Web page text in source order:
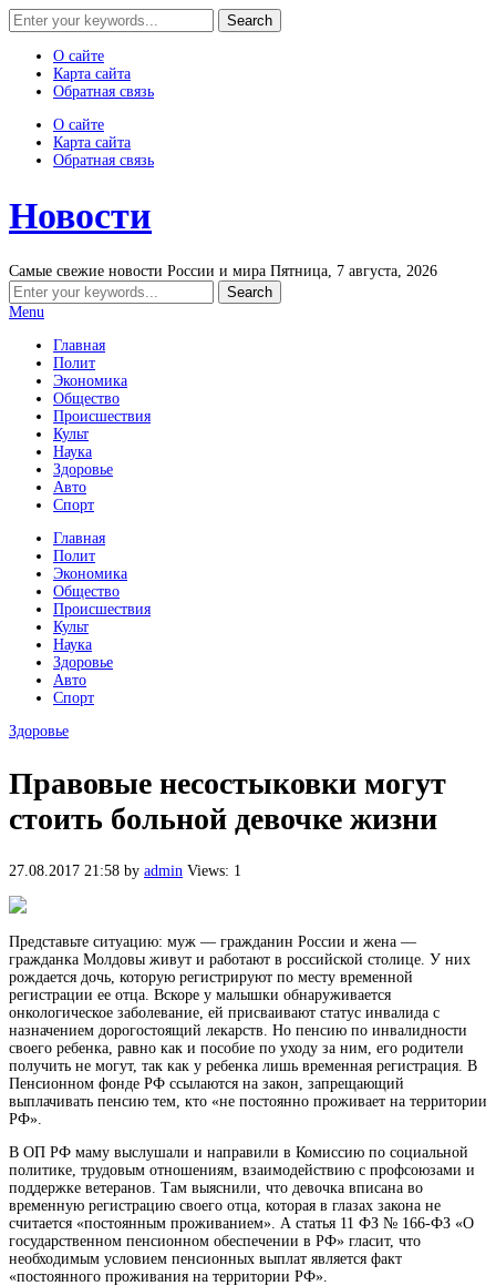
О сайте
Карта сайта
Обратная связь
О сайте
Карта сайта
Обратная связь
Новости
Самые свежие новости России и мира Пятница, 7 августа, 2026
Menu
Главная
Полит
Экономика
Общество
Происшествия
Культ
Наука
Здоровье
Авто
Спорт
Главная
Полит
Экономика
Общество
Происшествия
Культ
Наука
Здоровье
Авто
Спорт
Здоровье
Правовые несостыковки могут
стоить больной девочке жизни
27.08.2017 21:58 by admin Views: 1
Представьте ситуацию: муж — гражданин России и жена —
гражданка Молдовы живут и работают в российской столице. У них
рождается дочь, которую регистрируют по месту временной
регистрации ее отца. Вскоре у малышки обнаруживается
онкологическое заболевание, ей присваивают статус инвалида с
назначением дорогостоящий лекарств. Но пенсию по инвалидности
своего ребенка, равно как и пособие по уходу за ним, его родители
получить не могут, так как у ребенка лишь временная регистрация. В
Пенсионном фонде РФ ссылаются на закон, запрещающий
выплачивать пенсию тем, кто «не постоянно проживает на территории
РФ».
В ОП РФ маму выслушали и направили в Комиссию по социальной
политике, трудовым отношениям, взаимодействию с профсоюзами и
поддержке ветеранов. Там выяснили, что девочка вписана во
временную регистрацию своего отца, которая в глазах закона не
считается «постоянным проживанием». А статья 11 ФЗ № 166-ФЗ «О
государственном пенсионном обеспечении в РФ» гласит, что
необходимым условием пенсионных выплат является факт
«постоянного проживания на территории РФ».